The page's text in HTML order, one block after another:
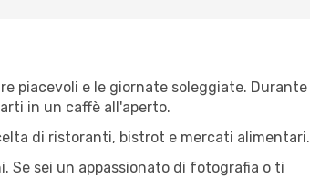
piacevoli e le giornate soleggiate. Durante
in un caffè all'aperto.
di ristoranti, bistrot e mercati alimentari.
Se sei un appassionato di fotografia o ti